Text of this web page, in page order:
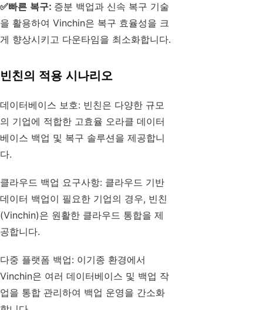
✅빠른 복구: 증분 백업과 신속 복구 기술
을 활용하여 Vinchin은 복구 효율성을 크
게 향상시키고 다운타임을 최소화합니다.
빈친의 적용 시나리오
데이터베이스 보호: 빈친은 다양한 규모
의 기업에 적합한 고효율 오라클 데이터
베이스 백업 및 복구 솔루션을 제공합니
다.
클라우드 백업 요구사항: 클라우드 기반
데이터 백업이 필요한 기업의 경우, 빈친
(Vinchin)은 원활한 클라우드 통합을 제
공합니다.
다중 플랫폼 백업: 이기종 환경에서
Vinchin은 여러 데이터베이스 및 백업 작
업을 통합 관리하여 백업 운영을 간소화